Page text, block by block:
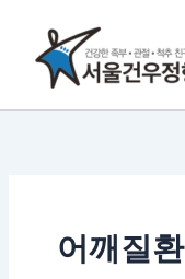
건
어깨질환